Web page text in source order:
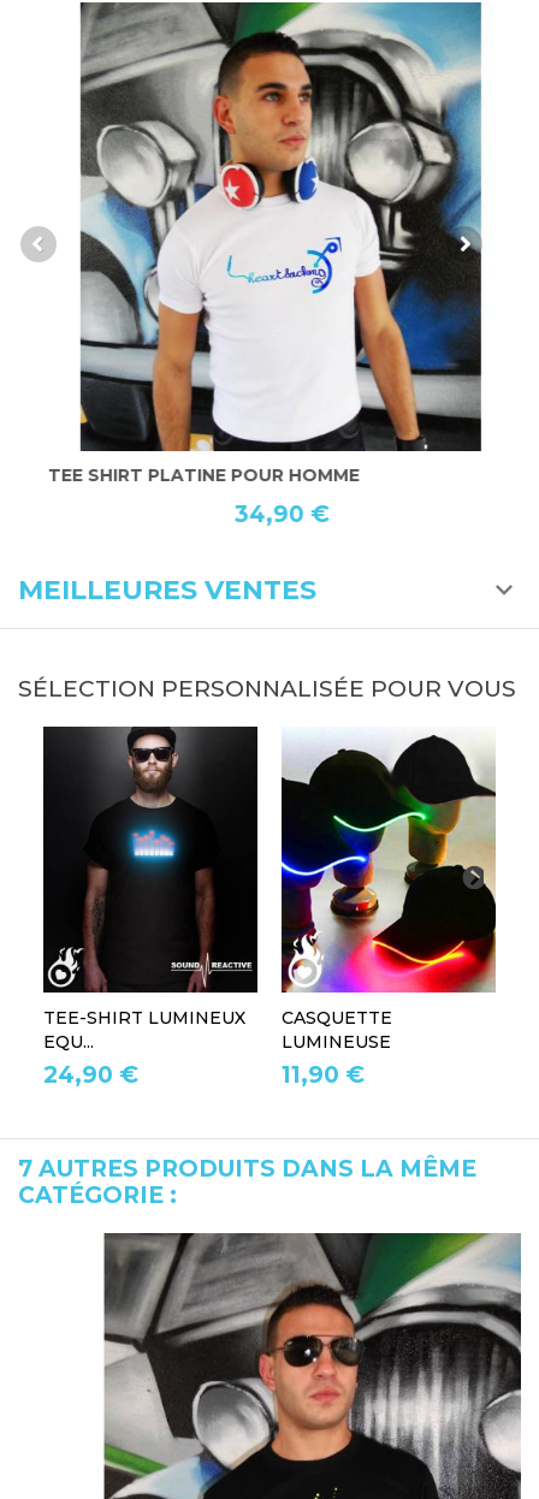
TEE SHIRT PLATINE POUR HOMME
34,90 €
MEILLEURES VENTES
SÉLECTION PERSONNALISÉE POUR VOUS
TEE-SHIRT LUMINEUX
EQU...
24,90 €
CASQUETTE
LUMINEUSE
11,90 €
7 AUTRES PRODUITS DANS LA MÊME
CATÉGORIE :